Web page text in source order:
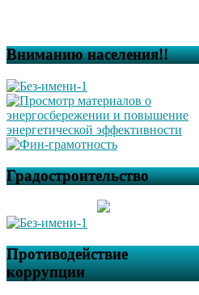
Вниманию населения!!
Градостроительство
Противодействие
коррупции